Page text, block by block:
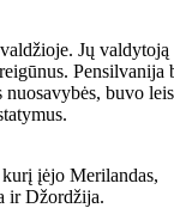
Jų valdytoją
Pensilvanija
buvo
įėjo Merilandas,
ir Džordžija.